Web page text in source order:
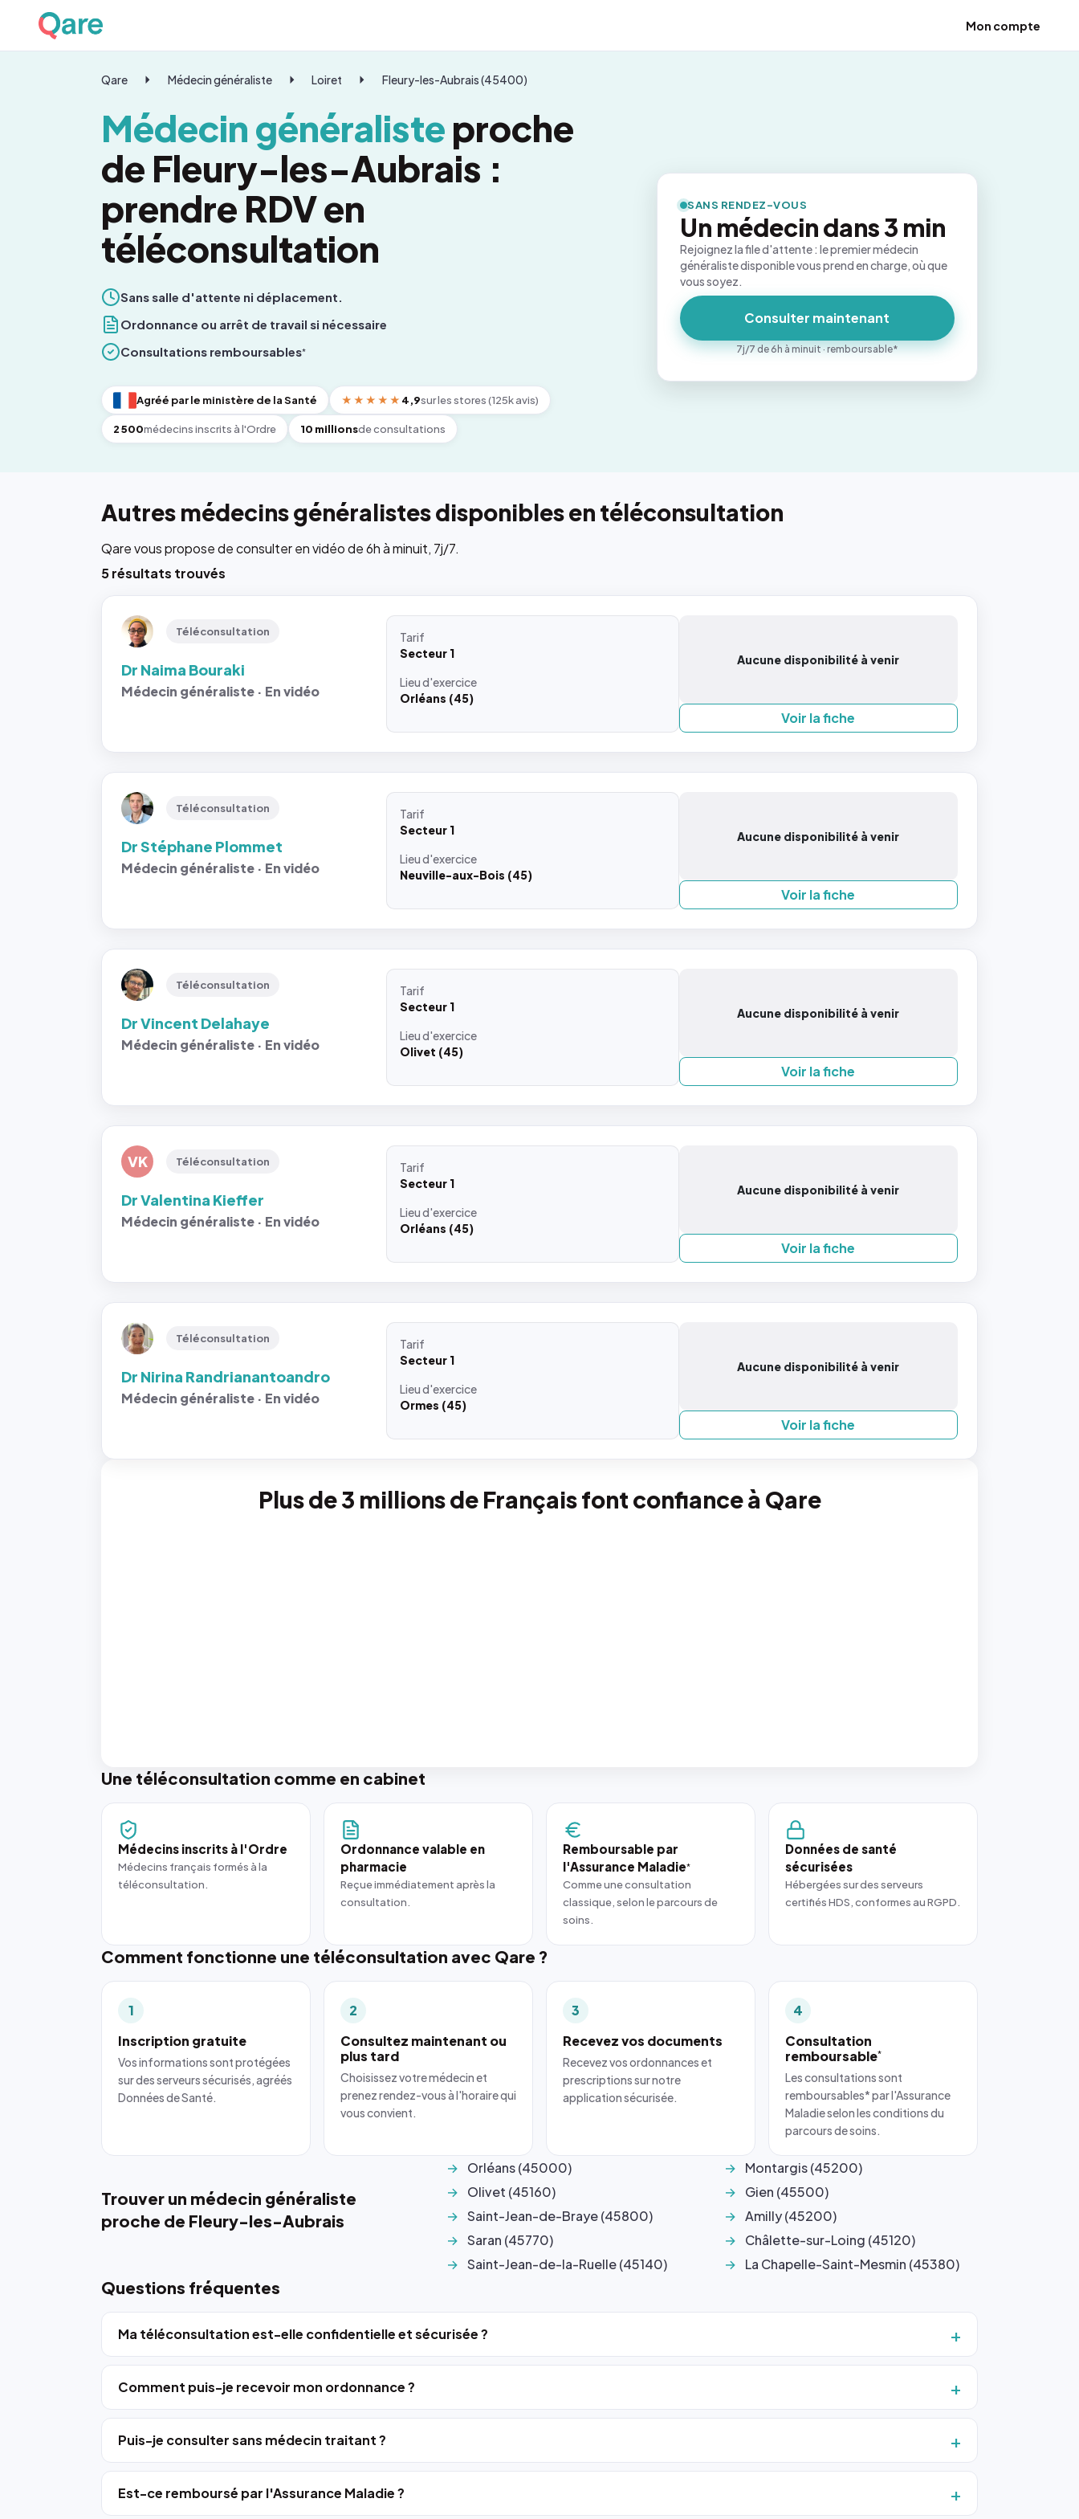
Mon compte
Qare Médecin généraliste Loiret Fleury-les-Aubrais (45400)
Médecin généralisteproche
de Fleury-les-Aubrais :
prendre RDV en
téléconsultation
Sans salle d'attente ni déplacement.
Ordonnance ou arrêt de travail si nécessaire
Consultations remboursables*
Agréé par le ministère de la Santé ★★★★★ 4,9sur les stores (125k avis)
2 500médecins inscrits à l'Ordre 10 millionsde consultations
SANS RENDEZ-VOUS
Un médecin dans 3 min
Rejoignez la file d'attente : le premier médecin
généraliste disponible vous prend en charge, où que
vous soyez.
Consulter maintenant
7j/7 de 6h à minuit · remboursable*
Autres médecins généralistes disponibles en téléconsultation
Qare vous propose de consulter en vidéo de 6h à minuit, 7j/7.
5 résultats trouvés
Téléconsultation
Dr Naima Bouraki
Médecin généraliste · En vidéo
Tarif
Secteur 1
Lieud'exercice
Orléans (45)
Aucune disponibilité à venir
Voir la fiche
Téléconsultation
Dr Stéphane Plommet
Médecin généraliste · En vidéo
Tarif
Secteur 1
Lieud'exercice
Neuville-aux-Bois (45)
Aucune disponibilité à venir
Voir la fiche
Téléconsultation
Dr Vincent Delahaye
Médecin généraliste · En vidéo
Tarif
Secteur 1
Lieud'exercice
Olivet (45)
Aucune disponibilité à venir
Voir la fiche
VK Téléconsultation
Dr Valentina Kieffer
Médecin généraliste · En vidéo
Tarif
Secteur 1
Lieud'exercice
Orléans (45)
Aucune disponibilité à venir
Voir la fiche
Téléconsultation
Dr Nirina Randrianantoandro
Médecin généraliste · En vidéo
Tarif
Secteur 1
Lieud'exercice
Ormes (45)
Aucune disponibilité à venir
Voir la fiche
Plus de 3 millions de Français font confiance à Qare
Une téléconsultation comme en cabinet
Médecins inscrits à l'Ordre
Médecins français formés à la
téléconsultation.
Ordonnance valable en
pharmacie
Reçue immédiatement après la
consultation.
Remboursable par
l'Assurance Maladie*
Comme une consultation
classique, selon le parcours de
soins.
Données de santé
sécurisées
Hébergées sur des serveurs
certifiés HDS, conformes au RGPD.
Comment fonctionne une téléconsultation avec Qare ?
1
Inscription gratuite
Vos informations sont protégées
sur des serveurs sécurisés, agréés
Données de Santé.
2
Consultez maintenant ou
plus tard
Choisissez votre médecin et
prenez rendez-vous à l'horaire qui
vous convient.
3
Recevez vos documents
Recevez vos ordonnances et
prescriptions sur notre
application sécurisée.
4
Consultation
remboursable*
Les consultations sont
remboursables* par l'Assurance
Maladie selon les conditions du
parcours de soins.
Trouver un médecin généraliste
proche de Fleury-les-Aubrais
Orléans (45000)
Olivet (45160)
Saint-Jean-de-Braye (45800)
Saran (45770)
Saint-Jean-de-la-Ruelle (45140)
Montargis (45200)
Gien (45500)
Amilly (45200)
Châlette-sur-Loing (45120)
La Chapelle-Saint-Mesmin (45380)
Questions fréquentes
Ma téléconsultation est-elle confidentielle et sécurisée ?
Comment puis-je recevoir mon ordonnance ?
Puis-je consulter sans médecin traitant ?
Est-ce remboursé par l'Assurance Maladie ?